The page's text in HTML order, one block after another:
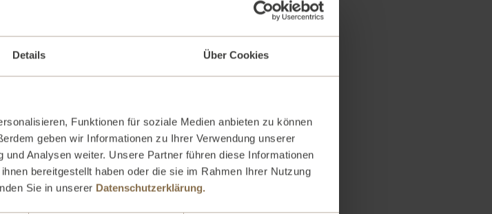
Details Über Cookies
Funktionen für soziale Medien anbieten zu können
geben wir Informationen zu Ihrer Verwendung unserer
Analysen weiter. Unsere Partner führen diese Informationen
bereitgestellt haben oder die sie im Rahmen Ihrer Nutzung
Sie in unserer Datenschutzerklärung.